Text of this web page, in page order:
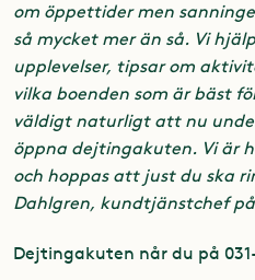
om öppettider men
så mycket mer än så. Vi
upplevelser, tipsar om
vilka boenden som är bäst
väldigt naturligt att nu
öppna dejtingakuten. Vi är
och hoppas att just du ska
Dahlgren, kundtjänstchef
Dejtingakuten når du på